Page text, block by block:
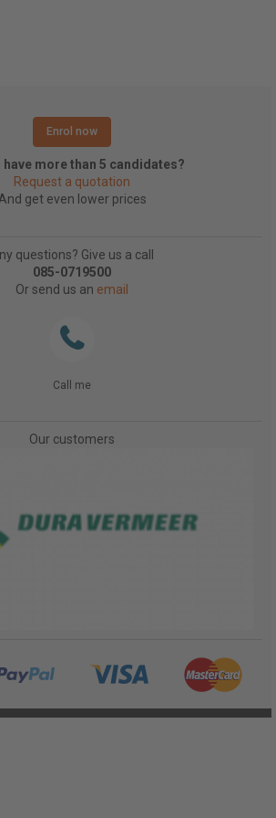
Enrol now
have more than 5 candidates?
Request a quotation
get even lower prices
questions? Give us a call
085-0719500
Or send us an email
Call me
Our customers